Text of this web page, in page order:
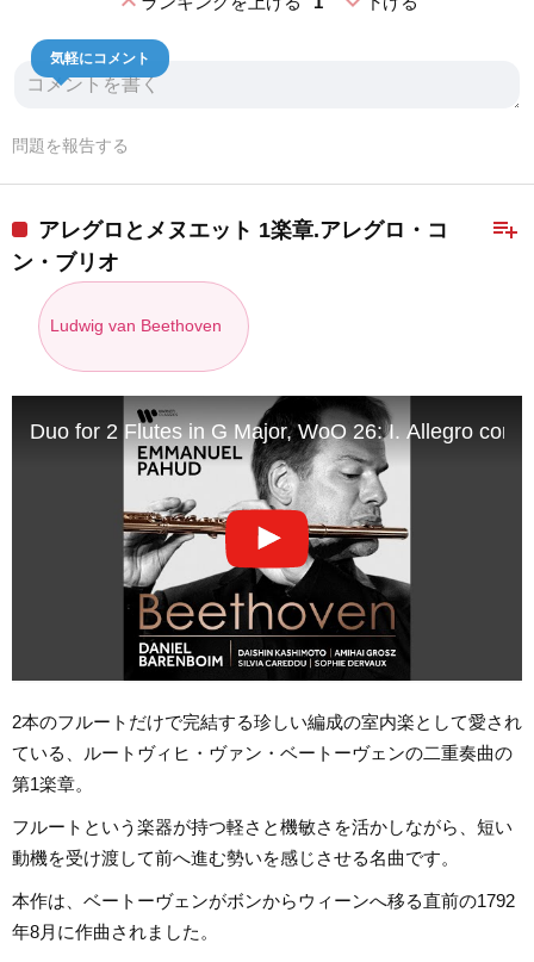
気軽にコメント
問題を報告する
playlist_add
アレグロとメヌエット 1楽章.アレグロ・コ
ン・ブリオ
Ludwig van Beethoven
Duo for 2 Flutes in G Major, WoO 26: I. Allegro con
2本のフルートだけで完結する珍しい編成の室内楽として愛され
ている、ルートヴィヒ・ヴァン・ベートーヴェンの二重奏曲の
第1楽章。
フルートという楽器が持つ軽さと機敏さを活かしながら、短い
動機を受け渡して前へ進む勢いを感じさせる名曲です。
本作は、ベートーヴェンがボンからウィーンへ移る直前の1792
年8月に作曲されました。